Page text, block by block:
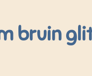
bruin